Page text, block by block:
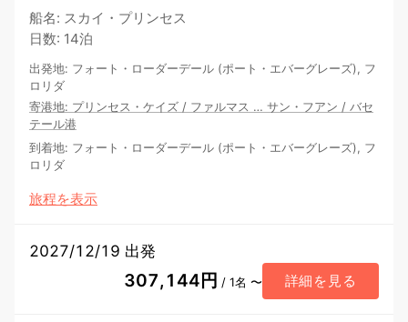
船名: スカイ・プリンセス
日数: 14泊
出発地: フォート・ローダーデール (ポート・エバーグレーズ), フ
ロリダ
寄港地: プリンセス・ケイズ / ファルマス … サン・フアン / バセ
テール港
到着地: フォート・ローダーデール (ポート・エバーグレーズ), フ
ロリダ
旅程を表示
2027/12/19 出発
307,144円 / 1名 〜 詳細を見る